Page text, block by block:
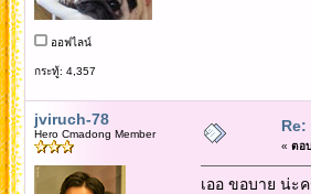
ออฟไลน์
กระทู้: 4,357
jviruch-78
Hero Cmadong Member Re:
« ตอ
เออ ขอบาย น่ะ